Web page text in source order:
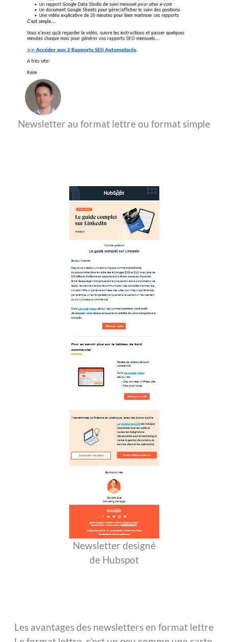
Newsletter au format lettre ou format simple
Newsletter designé
de Hubspot
Les avantages des newsletters en format lettre